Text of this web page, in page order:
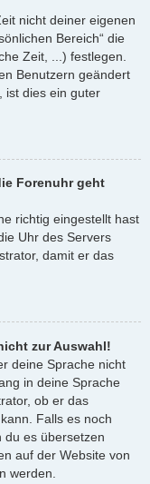
nicht deiner eigenen
Bereich“ die
Zeit, ...) festlegen.
Benutzern geändert
ist dies ein guter
Forenuhr geht
richtig eingestellt hast
Uhr des Servers
damit er das
zur Auswahl!
deine Sprache nicht
in deine Sprache
ob er das
Falls es noch
du es übersetzen
auf der Website von
werden.